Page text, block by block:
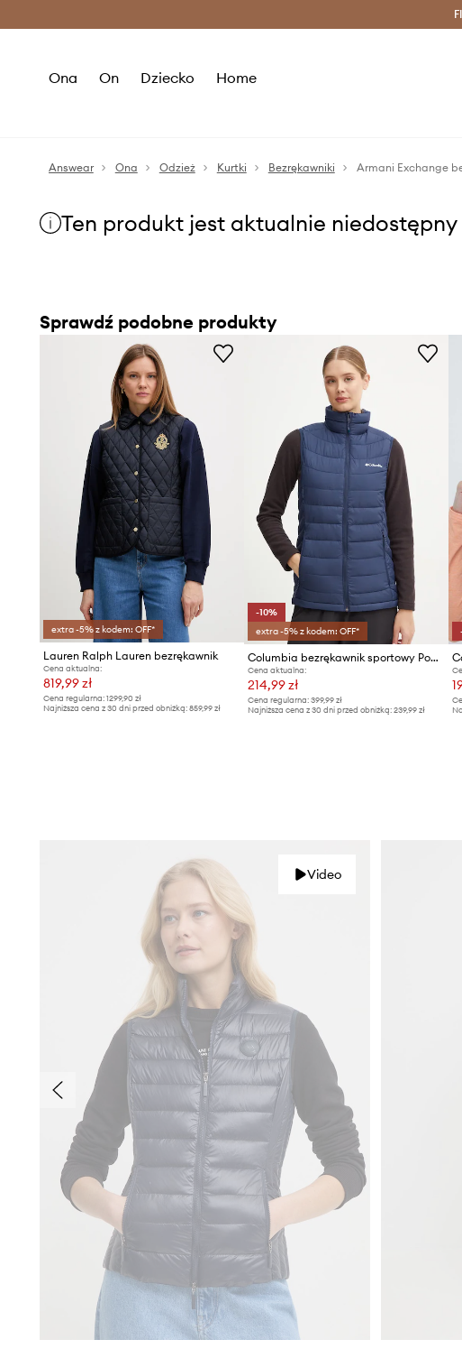
Ona On Dziecko Home
Answear Ona Odzież Kurtki Bezrękawniki Armani Exchange
Ten produkt jest aktualnie niedostępny
Sprawdź podobne produkty
extra -5% z kodem: OFF*
Lauren Ralph Lauren bezrękawnik
Cena aktualna:
819,99 zł
Cena regularna: 1299,90 zł
Najniższa cena z 30 dni przed obniżką: 859,99 zł
-10%
extra -5% z kodem: OFF*
Columbia bezrękawnik sportowy Powder Lite II
Cena aktualna:
214,99 zł
Cena regularna:399,99 zł
Najniższa cena z 30 dni przed obniżką:239,99 zł
Video